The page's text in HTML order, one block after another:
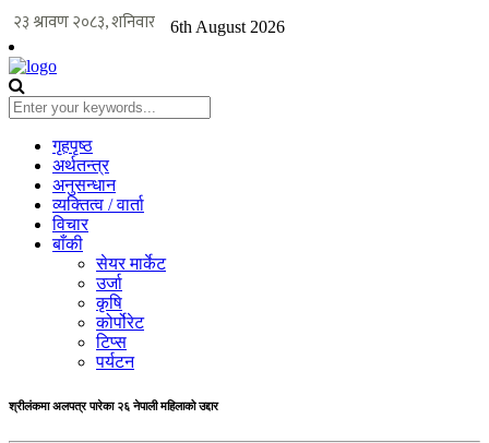
6th August 2026
गृहपृष्ठ
अर्थतन्त्र
अनुसन्धान
व्यक्तित्व / वार्ता
विचार
बाँकी
सेयर मार्केट
उर्जा
कृषि
कोर्पोरेट
टिप्स
पर्यटन
श्रीलंकमा अलपत्र पारेका २६ नेपाली महिलाको उद्दार